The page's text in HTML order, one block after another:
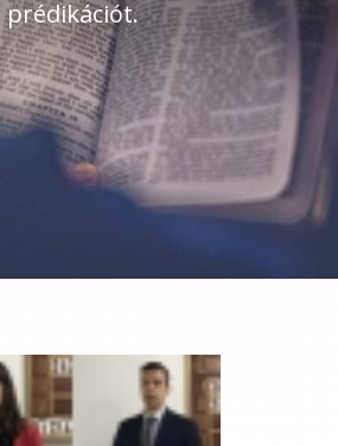
prédikációt.